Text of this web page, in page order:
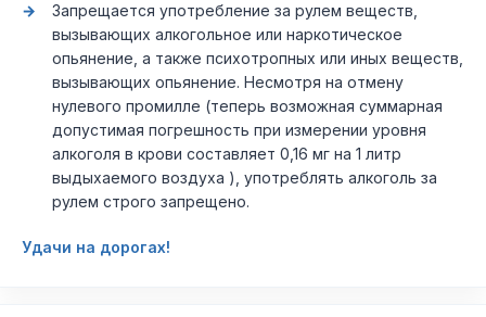
Запрещается употребление за рулем веществ,
вызывающих алкогольное или наркотическое
опьянение, а также психотропных или иных веществ,
вызывающих опьянение. Несмотря на отмену
нулевого промилле (теперь возможная суммарная
допустимая погрешность при измерении уровня
алкоголя в крови составляет 0,16 мг на 1 литр
выдыхаемого воздуха ), употреблять алкоголь за
рулем строго запрещено.
Удачи на дорогах!